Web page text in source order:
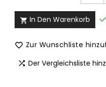
 In Den Warenkorb
 Zur Wunschliste
 Der Vergleichsliste